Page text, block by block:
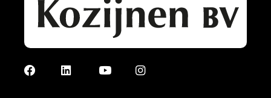
FacebookLinkedInYouTubeInstagram